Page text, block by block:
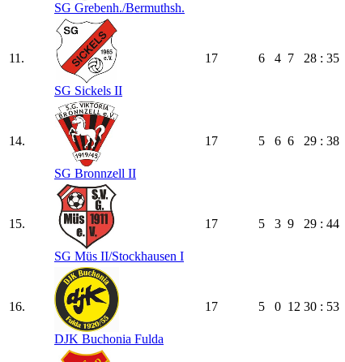
SG Grebenh./​Bermuthsh.
11.
SG Sickels II
17 6 4 7 28 : 35
14.
SG Bronnzell II
17 5 6 6 29 : 38
15.
SG Müs II/​Stockhausen I
17 5 3 9 29 : 44
16.
DJK Buchonia Fulda
17 5 0 12 30 : 53